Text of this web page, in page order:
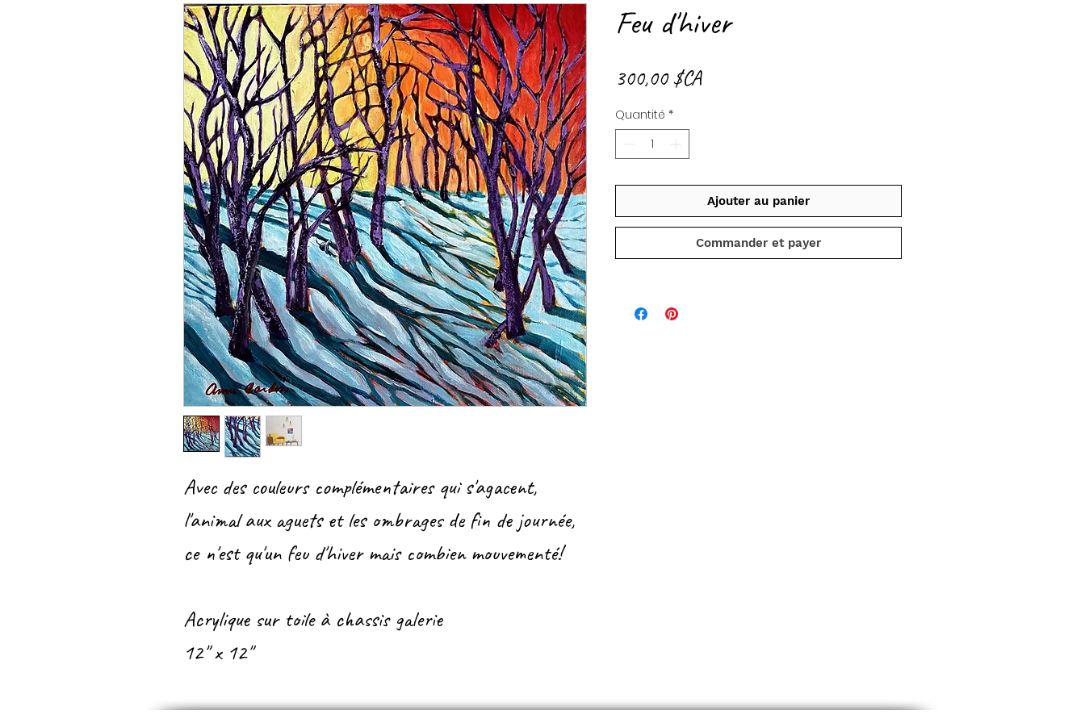
Avec des couleurs complémentaires qui s'agacent,
l'animal aux aguets et les ombrages de fin de journée,
ce n'est qu'un feu d'hiver mais combien mouvementé!
Acrylique sur toile à chassis galerie
12" x 12"
Feu d'hiver
300,00 $CAPrix
Quantité *
Ajouter au panier
Commander et payer